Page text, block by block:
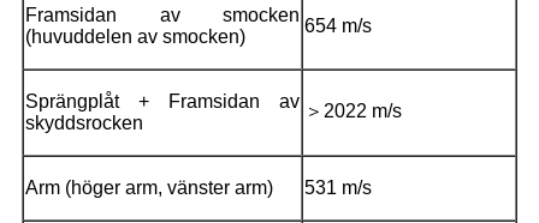
Framsidan av smocken
(huvuddelen av smocken)
654 m/s
Sprängplåt + Framsidan av
skyddsrocken
＞ 2022 m/s
Arm (höger arm, vänster arm) 531 m/s